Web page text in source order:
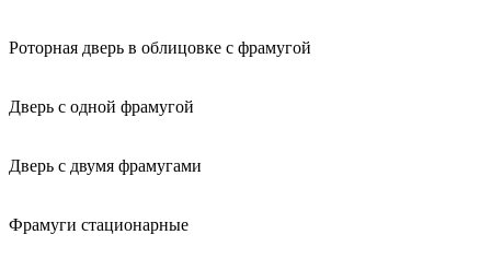
Роторная дверь в облицовке с фрамугой
Дверь с одной фрамугой
Дверь с двумя фрамугами
Фрамуги стационарные